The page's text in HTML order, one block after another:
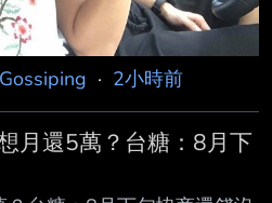
· 2小時前
月還5萬？台糖：8月下